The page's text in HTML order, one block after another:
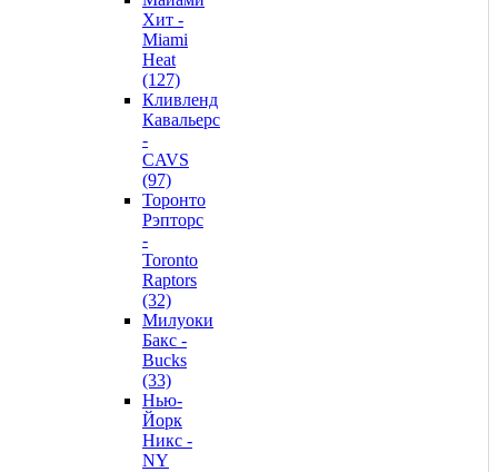
Хит -
Miami
Heat
(127)
Кливленд
Кавальерс
-
CAVS
(97)
Торонто
Рэпторс
-
Toronto
Raptors
(32)
Милуоки
Бакс -
Bucks
(33)
Нью-
Йорк
Никс -
NY